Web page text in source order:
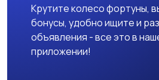
Крутите колесо фортуны,
бонусы, удобно ищите и
объявления - все это в
приложении!